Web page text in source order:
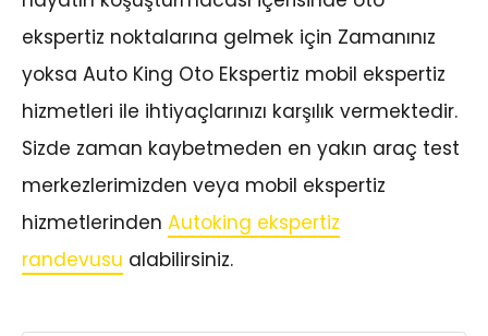
ekspertiz noktalarına gelmek için Zamanınız
yoksa Auto King Oto Ekspertiz mobil ekspertiz
hizmetleri ile ihtiyaçlarınızı karşılık vermektedir.
Sizde zaman kaybetmeden en yakın araç test
merkezlerimizden veya mobil ekspertiz
hizmetlerindenAutoking ekspertiz
randevusu alabilirsiniz.